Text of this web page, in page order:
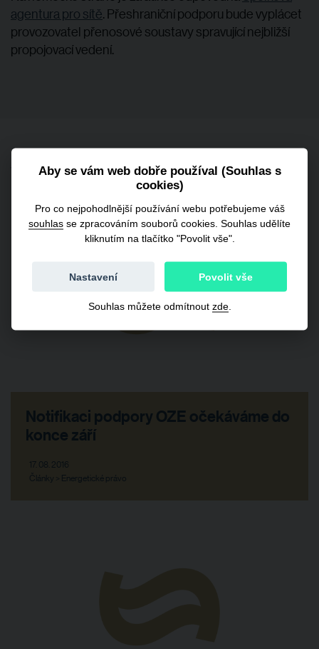
agentura pro sítě. Přeshraniční podporu bude vyplácet
provozovatel přenosové soustavy spravující nejbližší
propojovací vedení.
Související články
Notifikaci podpory OZE očekáváme do
konce září
17. 08. 2016
Články > Energetické právo
Aby se vám web dobře používal (Souhlas s
cookies)
Pro co nejpohodlnější používání webu potřebujeme váš
souhlas se zpracováním souborů cookies. Souhlas udělíte
kliknutím na tlačítko "Povolit vše".
Povolit vše
Nastavení
Souhlas můžete odmítnout zde.